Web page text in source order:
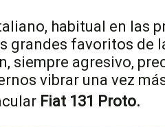
habitual en las
grandes favoritos
siempre agresivo,
vibrar una vez
Fiat 131 Proto.